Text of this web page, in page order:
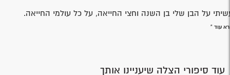
על הבן שלי בן השנה וחצי החייאה, על כל עולמי החייאה.
עוד »
עוד סיפורי הצלה שיעניינו אותך